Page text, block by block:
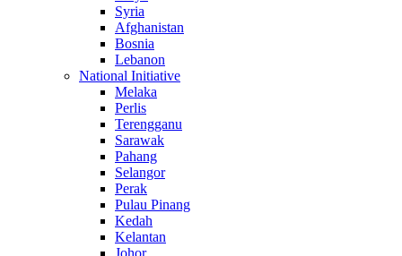
Syria
Afghanistan
Bosnia
Lebanon
National Initiative
Melaka
Perlis
Terengganu
Sarawak
Pahang
Selangor
Perak
Pulau Pinang
Kedah
Kelantan
Johor